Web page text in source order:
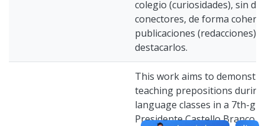
colegio (curiosidades), sin
conectores, de forma
publicaciones (redacciones)
destacarlos.
This work aims to
teaching prepositions
language classes in a 7th-
Presidente Castello Branco